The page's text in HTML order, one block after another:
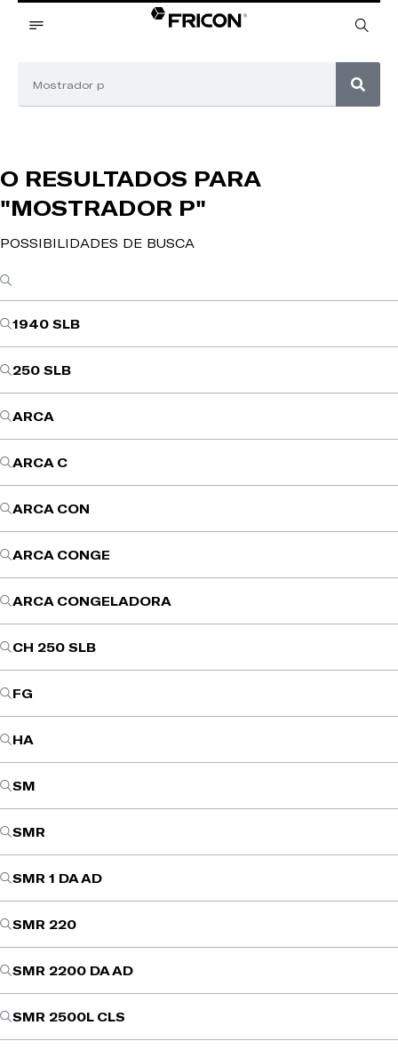
O RESULTADOS PARA
"MOSTRADOR P"
POSSIBILIDADES DE BUSCA
1940 SLB
250 SLB
ARCA
ARCA C
ARCA CON
ARCA CONGE
ARCA CONGELADORA
CH 250 SLB
FG
HA
SM
SMR
SMR 1 DA AD
SMR 220
SMR 2200 DA AD
SMR 2500L CLS